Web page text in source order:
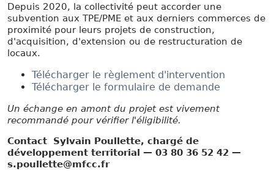
Depuis 2020, la collectivité peut accorder une
subvention aux TPE/PME et aux derniers commerces de
proximité pour leurs projets de construction,
d'acquisition, d'extension ou de restructuration de
locaux.
Télécharger le règlement d'intervention
Télécharger le formulaire de demande
Un échange en amont du projet est vivement
recommandé pour vérifier l'éligibilité.
Contact Sylvain Poullette, chargé de
développement territorial — 03 80 36 52 42 —
s.poullette@mfcc.fr